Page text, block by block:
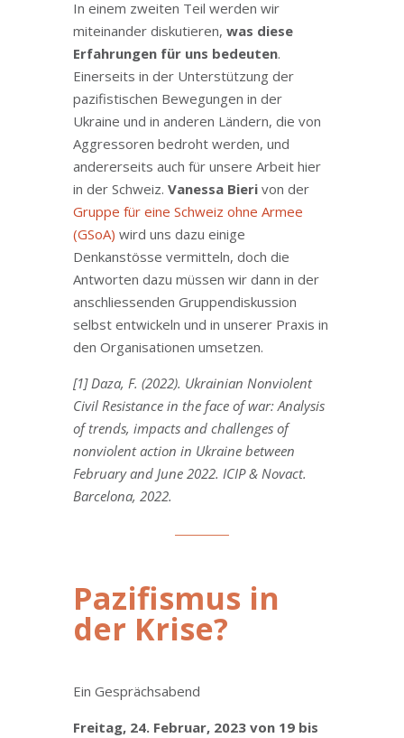
In einem zweiten Teil werden wir
miteinander diskutieren, was diese
Erfahrungen für uns bedeuten.
Einerseits in der Unterstützung der
pazifistischen Bewegungen in der
Ukraine und in anderen Ländern, die von
Aggressoren bedroht werden, und
andererseits auch für unsere Arbeit hier
in der Schweiz. Vanessa Bierivon der
Gruppe für eine Schweiz ohne Armee
(GSoA) wird uns dazu einige
Denkanstösse vermitteln, doch die
Antworten dazu müssen wir dann in der
anschliessenden Gruppendiskussion
selbst entwickeln und in unserer Praxis in
den Organisationen umsetzen.
[1] Daza, F. (2022). Ukrainian Nonviolent
Civil Resistance in the face of war: Analysis
of trends, impacts and challenges of
nonviolent action in Ukraine between
February and June 2022. ICIP & Novact.
Barcelona, 2022.
Pazifismus in
der Krise?
Ein Gesprächsabend
Freitag, 24. Februar, 2023 von 19 bis